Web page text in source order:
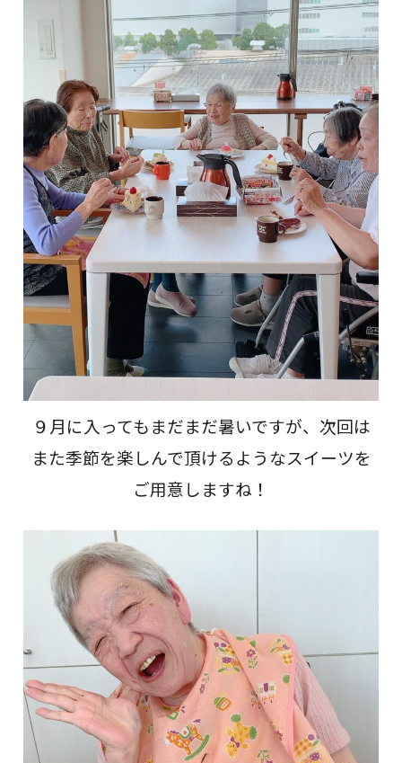
９月に入ってもまだまだ暑いですが、次回は
また季節を楽しんで頂けるようなスイーツを
ご用意しますね！